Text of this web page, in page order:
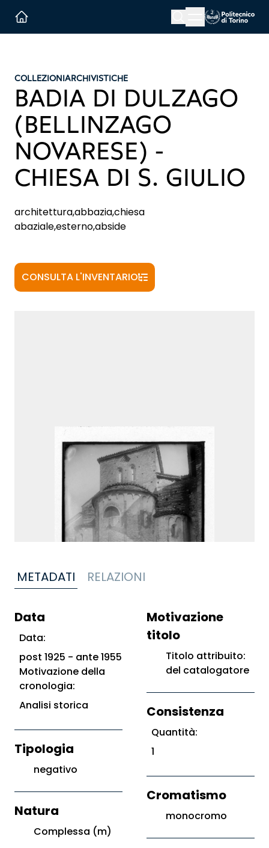
Menu button
COLLEZIONIARCHIVISTICHE
BADIA DI DULZAGO
(BELLINZAGO
NOVARESE) -
CHIESA DI S. GIULIO
architettura,abbazia,chiesa
abaziale,esterno,abside
CONSULTA L'INVENTARIO
METADATI RELAZIONI
Data
Data:
post 1925 - ante 1955
Motivazione della
cronologia:
Analisi storica
Tipologia
negativo
Natura
Complessa (m)
Motivazione
titolo
Titolo attribuito:
del catalogatore
Consistenza
Quantità:
1
Cromatismo
monocromo